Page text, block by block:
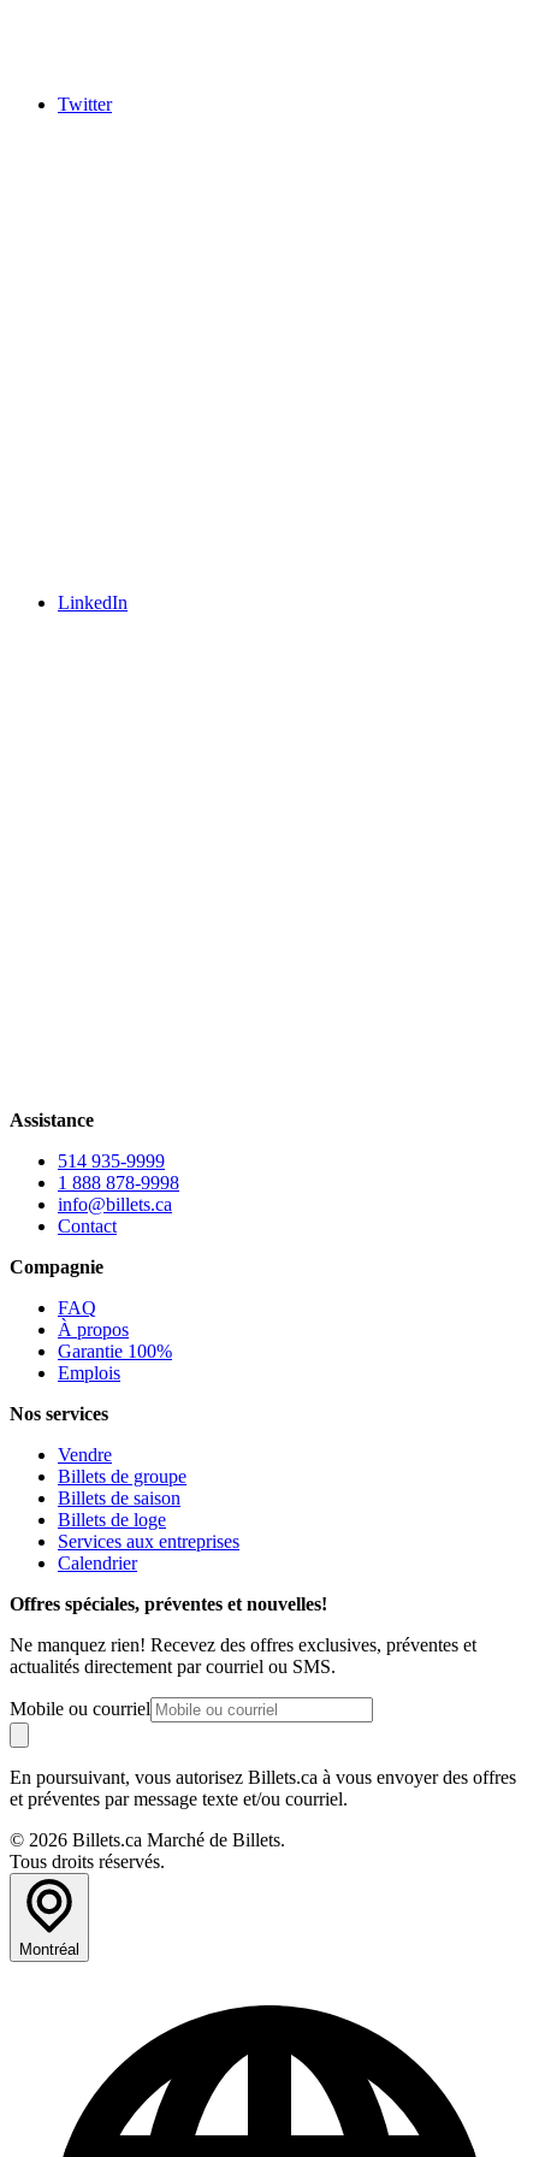
Twitter
LinkedIn
Assistance
514 935-9999
1 888 878-9998
info@billets.ca
Contact
Compagnie
FAQ
À propos
Garantie 100%
Emplois
Nos services
Vendre
Billets de groupe
Billets de saison
Billets de loge
Services aux entreprises
Calendrier
Offres spéciales, préventes et nouvelles!
Ne manquez rien! Recevez des offres exclusives, préventes et
actualités directement par courriel ou SMS.
Mobile ou courriel
En poursuivant, vous autorisez Billets.ca à vous envoyer des offres
et préventes par message texte et/ou courriel.
© 2026 Billets.ca Marché de Billets.
Tous droits réservés.
Montréal